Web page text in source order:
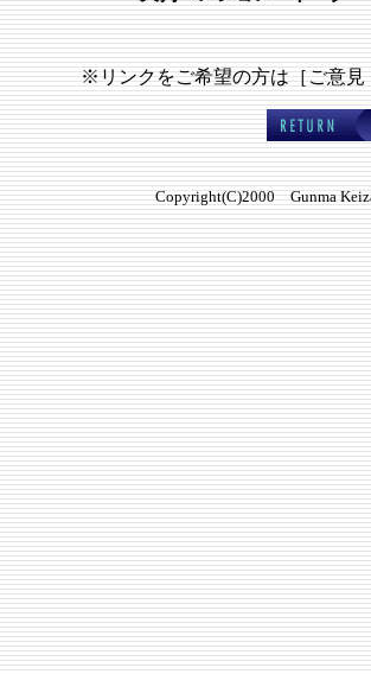
※リンクをご希望の方は［ご意見
Copyright(C)2000 Gunma